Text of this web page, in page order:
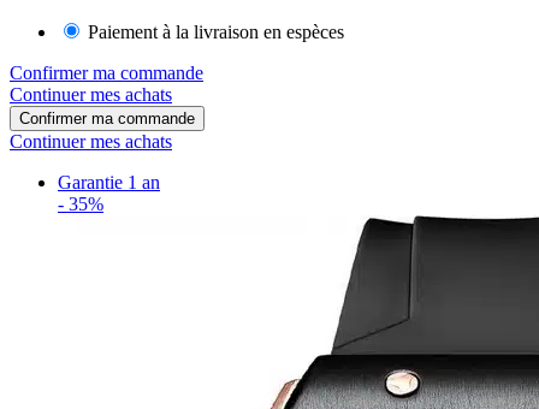
Paiement à la livraison en espèces
Confirmer ma commande
Continuer mes achats
Confirmer ma commande
Continuer mes achats
Garantie 1 an
- 35%